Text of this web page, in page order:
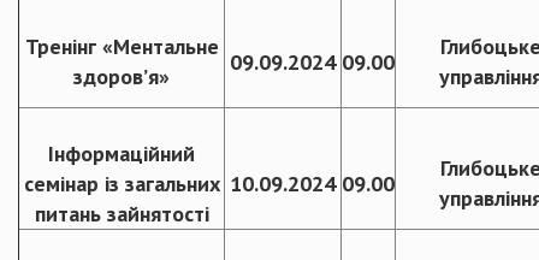
Тренінг «Ментальне
здоров’я»
09.09.2024 09.00
Інформаційний
семінар із загальних
питань зайнятості
10.09.2024 09.00